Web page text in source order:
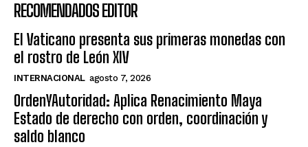
RECOMENDADOS EDITOR
El Vaticano presenta sus primeras monedas con
el rostro de León XIV
INTERNACIONAL agosto 7, 2026
OrdenYAutoridad: Aplica Renacimiento Maya
Estado de derecho con orden, coordinación y
saldo blanco